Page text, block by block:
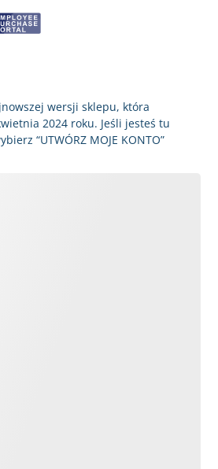
wersji sklepu, która
2024 roku. Jeśli jesteś tu
“UTWÓRZ MOJE KONTO”